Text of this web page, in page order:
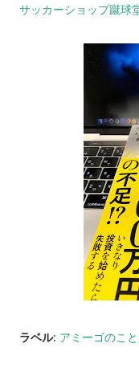
サッカーショップ蹴球
ラベル: アミーゴのこと